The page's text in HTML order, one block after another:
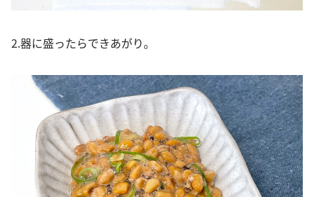
2.器に盛ったらできあがり。